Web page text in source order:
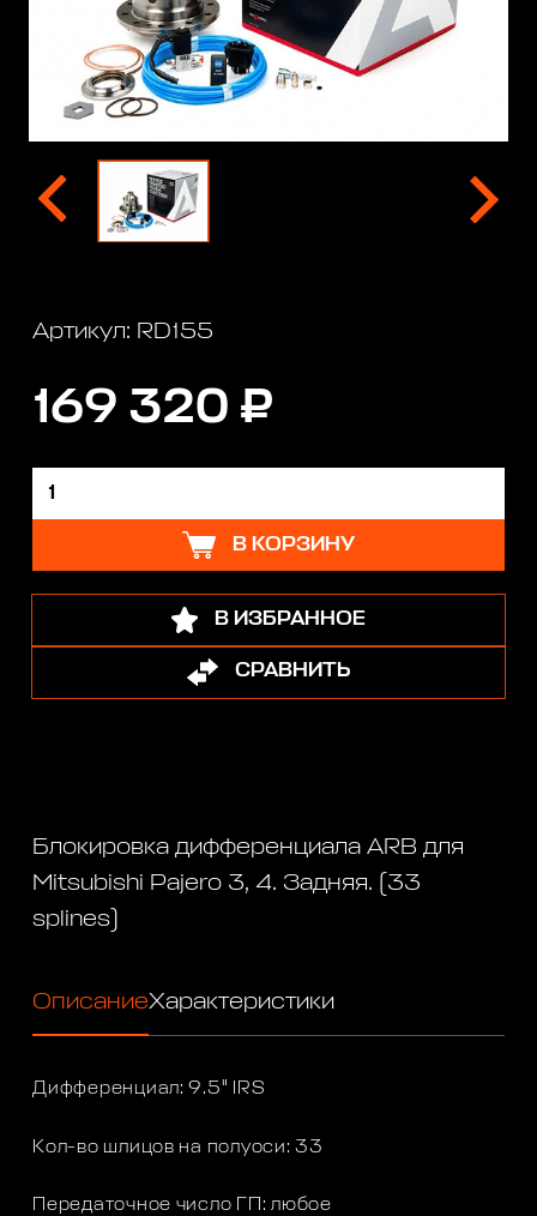
Артикул: RD155
169 320 ₽
В КОРЗИНУ
В ИЗБРАННОЕ
СРАВНИТЬ
Блокировка дифференциала ARB для
Mitsubishi Pajero 3, 4. Задняя. (33
splines)
ОписаниеХарактеристики
Дифференциал: 9.5" IRS
Кол-во шлицов на полуоси: 33
Передаточное число ГП: любое